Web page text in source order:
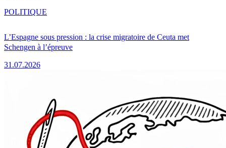
L’Espagne sous pression : la crise migratoire de Ceuta met
Schengen à l’épreuve
31.07.2026
POLITIQUE